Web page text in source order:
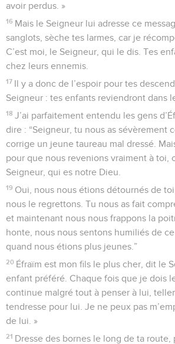
avoir perdus. »
16 Mais le Seigneur lui adresse ce
sanglots, sèche tes larmes, car je
C’est moi, le Seigneur, qui le dis. Tes
chez leurs ennemis.
17 Il y a donc de l’espoir pour tes
Seigneur : tes enfants reviendront dans
18 J’ai parfaitement entendu les gens
dire : “Seigneur, tu nous as sévèrement
corrige un jeune taureau mal dressé.
pour que nous revenions vraiment à toi,
Seigneur, qui es notre Dieu.
19 Oui, nous nous étions détournés de
nous le regrettons. Tu nous as fait
et maintenant nous nous frappons la
honte, nous nous sentons humiliés de
quand nous étions plus jeunes.”
20 Éfraïm est mon fils le plus cher, dit le
enfant préféré. Chaque fois que je dois
continue malgré tout à penser à lui,
tendresse pour lui. Je ne peux pas
de lui. »
21 Dresse des bornes le long de ta route,